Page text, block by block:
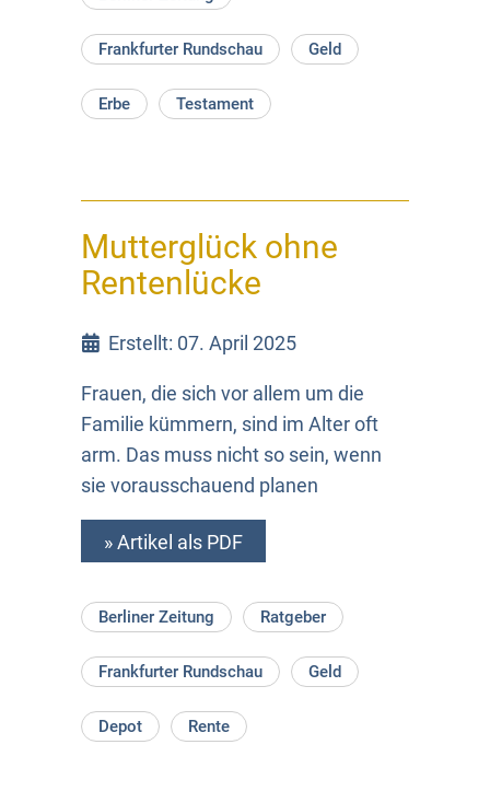
Frankfurter Rundschau Geld
Erbe Testament
Mutterglück ohne
Rentenlücke
Erstellt: 07. April 2025
Frauen, die sich vor allem um die
Familie kümmern, sind im Alter oft
arm. Das muss nicht so sein, wenn
sie vorausschauend planen
» Artikel als PDF
Berliner Zeitung Ratgeber
Frankfurter Rundschau Geld
Depot Rente